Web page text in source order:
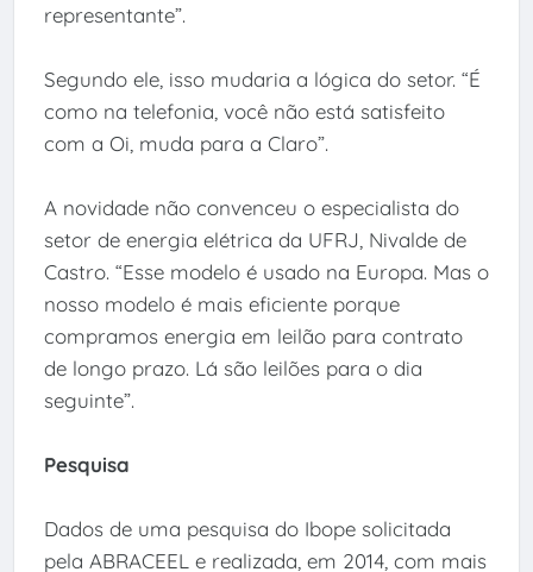
representante”.
Segundo ele, isso mudaria a lógica do setor. “É
como na telefonia, você não está satisfeito
com a Oi, muda para a Claro”.
A novidade não convenceu o especialista do
setor de energia elétrica da UFRJ, Nivalde de
Castro. “Esse modelo é usado na Europa. Mas o
nosso modelo é mais eficiente porque
compramos energia em leilão para contrato
de longo prazo. Lá são leilões para o dia
seguinte”.
Pesquisa
Dados de uma pesquisa do Ibope solicitada
pela ABRACEEL e realizada, em 2014, com mais